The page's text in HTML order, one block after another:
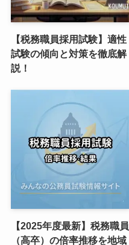
【税務職員採用試験】適性
試験の傾向と対策を徹底解
説！
【2025年度最新】税務職員
（高卒）の倍率推移を地域